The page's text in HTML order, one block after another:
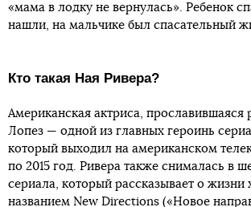
«мама в лодку не вернулась». Ребенок
нашли, на мальчике был спасательный
Кто такая Ная Ривера?
Американская актриса,
Лопез — одной из главных героинь
который выходил на американском
по 2015 год. Ривера также снималась в
сериала, который рассказывает о жизни
названием New Directions («Новое